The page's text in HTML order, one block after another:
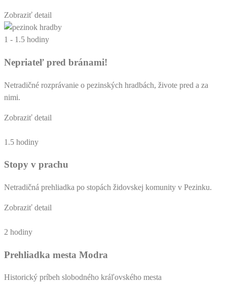
Zobraziť detail
1 - 1.5 hodiny
Nepriateľ pred bránami!
Netradičné rozprávanie o pezinských hradbách, živote pred a za
nimi.
Zobraziť detail
1.5 hodiny
Stopy v prachu
Netradičná prehliadka po stopách židovskej komunity v Pezinku.
Zobraziť detail
2 hodiny
Prehliadka mesta Modra
Historický príbeh slobodného kráľovského mesta